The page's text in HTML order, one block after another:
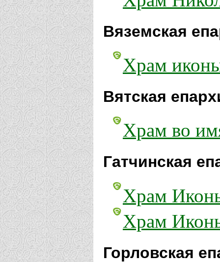
Вяземская
Храм
Вятская
Храм во
Гатчинская
Храм
Храм
Горловская